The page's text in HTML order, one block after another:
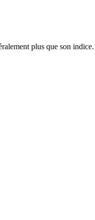
plus que son indice.